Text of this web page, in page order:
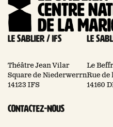
Le Sablier / Ifs
Théâtre Jean Vilar
Square de Niederwerrn
14123 IFS
Le
Le
Rue
14160
Contactez-nous